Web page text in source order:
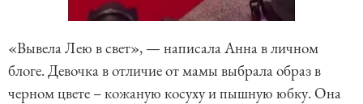
«Вывела Лею в свет», — написала Анна в личном
блоге. Девочка в отличие от мамы выбрала образ в
черном цвете – кожаную косуху и пышную юбку. Она